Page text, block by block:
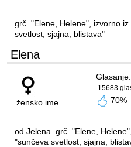
grč. "Elene, Helene", izvorno
svetlost, sjajna, blistava"
Elena
žensko ime
Glasanje:
15683
70%
od Jelena. grč. "Elene,
"sunčeva svetlost, sjajna,